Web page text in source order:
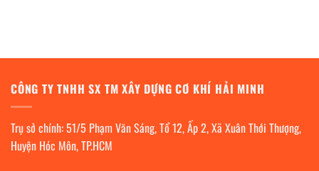
CÔNG TY TNHH SX TM XÂY DỰNG CƠ KHÍ HẢI MINH
Trụ sở chính: 51/5 Phạm Văn Sáng, Tổ 12, Ấp 2, Xã Xuân Thới Thượng,
Huyện Hóc Môn, TP.HCM